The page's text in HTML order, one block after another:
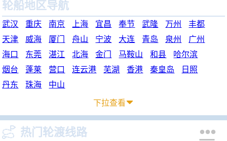
轮船地区导航
武汉 重庆 南京 上海 宜昌 奉节 武隆 万州
丰都
天津
威海 厦门 舟山 宁波 大连 青岛 泉州
广州
海口
东莞 湛江 北海 金门 马鞍山 和县
哈尔滨
烟台
蓬莱 营口 连云港 芜湖 香港 秦皇岛
日照
丹东
珠海 中山
下拉查看
 热门轮渡线路 